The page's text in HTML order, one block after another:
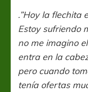
.”Hoy la flechita
Estoy sufriendo
no me imagino
entra en la
pero cuando
tenía ofertas